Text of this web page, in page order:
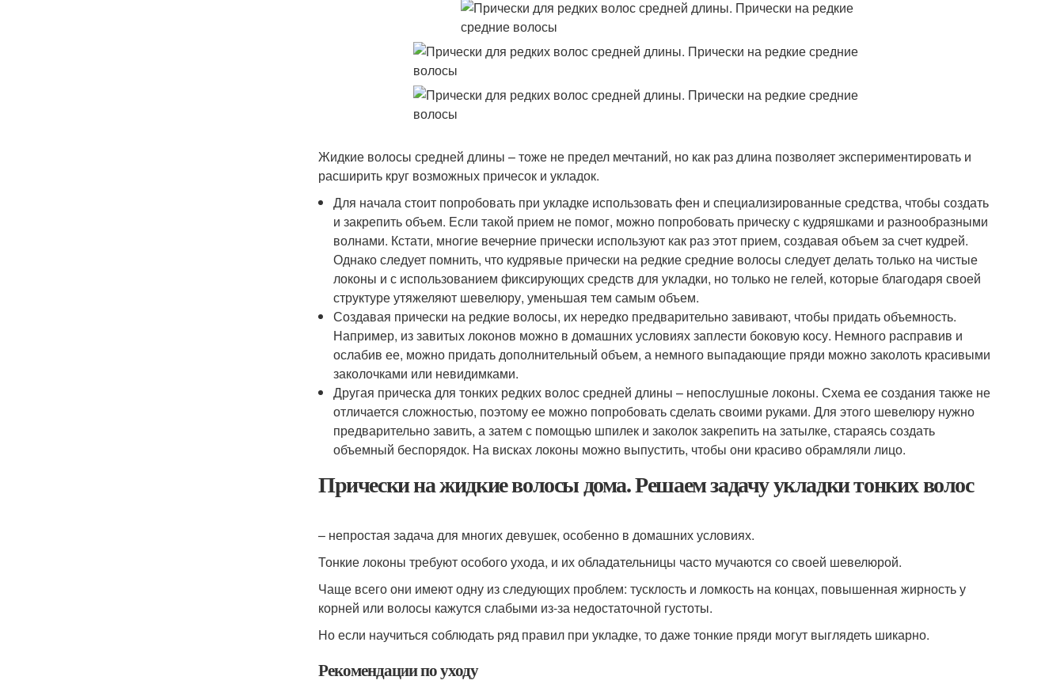
Жидкие волосы средней длины – тоже не предел мечтаний, но как раз длина позволяет экспериментировать и
расширить круг возможных причесок и укладок.
Для начала стоит попробовать при укладке использовать фен и специализированные средства, чтобы создать
и закрепить объем. Если такой прием не помог, можно попробовать прическу с кудряшками и разнообразными
волнами. Кстати, многие вечерние прически используют как раз этот прием, создавая объем за счет кудрей.
Однако следует помнить, что кудрявые прически на редкие средние волосы следует делать только на чистые
локоны и с использованием фиксирующих средств для укладки, но только не гелей, которые благодаря своей
структуре утяжеляют шевелюру, уменьшая тем самым объем.
Создавая прически на редкие волосы, их нередко предварительно завивают, чтобы придать объемность.
Например, из завитых локонов можно в домашних условиях заплести боковую косу. Немного расправив и
ослабив ее, можно придать дополнительный объем, а немного выпадающие пряди можно заколоть красивыми
заколочками или невидимками.
Другая прическа для тонких редких волос средней длины – непослушные локоны. Схема ее создания также не
отличается сложностью, поэтому ее можно попробовать сделать своими руками. Для этого шевелюру нужно
предварительно завить, а затем с помощью шпилек и заколок закрепить на затылке, стараясь создать
объемный беспорядок. На висках локоны можно выпустить, чтобы они красиво обрамляли лицо.
Прически на жидкие волосы дома. Решаем задачу укладки тонких волос
– непростая задача для многих девушек, особенно в домашних условиях.
Тонкие локоны требуют особого ухода, и их обладательницы часто мучаются со своей шевелюрой.
Чаще всего они имеют одну из следующих проблем: тусклость и ломкость на концах, повышенная жирность у
корней или волосы кажутся слабыми из-за недостаточной густоты.
Но если научиться соблюдать ряд правил при укладке, то даже тонкие пряди могут выглядеть шикарно.
Рекомендации по уходу